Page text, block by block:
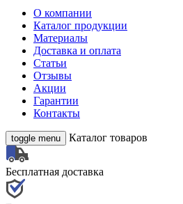
О компании
Каталог продукции
Материалы
Доставка и оплата
Статьи
Отзывы
Акции
Гарантии
Контакты
toggle menu Каталог товаров
Бесплатная доставка